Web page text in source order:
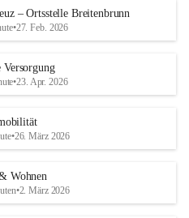
– Ortsstelle Breitenbrunn
•27. Feb. 2026
•23. Apr. 2026
•26. März 2026
Wohnen
•2. März 2026